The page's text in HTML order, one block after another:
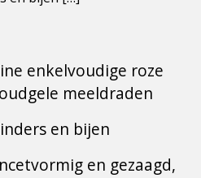
enkelvoudige roze
meeldraden
en bijen
en gezaagd,